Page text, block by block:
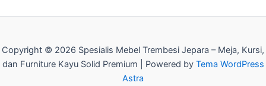
Copyright © 2026 Spesialis Mebel Trembesi Jepara – Meja, Kursi,
dan Furniture Kayu Solid Premium | Powered by Tema WordPress
Astra